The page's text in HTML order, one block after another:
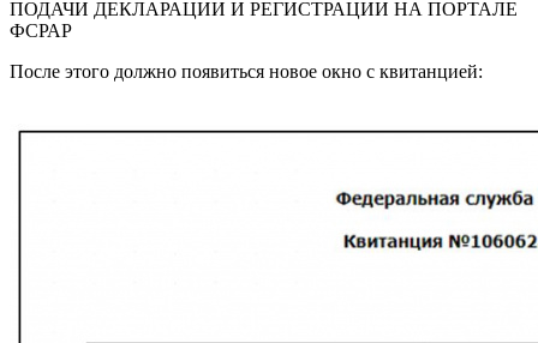
После этого должно появиться новое окно с квитанцией: